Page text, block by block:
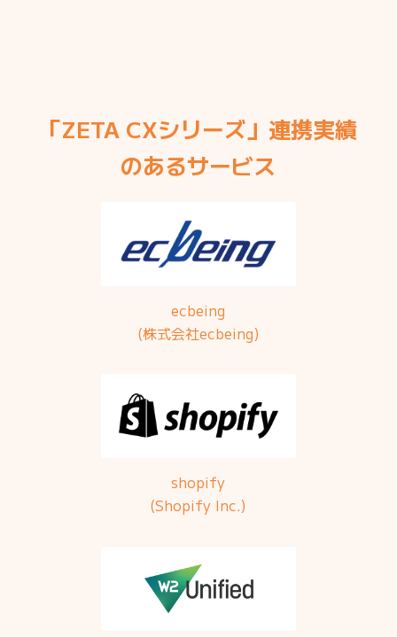
「ZETA CXシリーズ」連携実績
のあるサービス
ecbeing
(株式会社ecbeing)
shopify
(Shopify Inc.)